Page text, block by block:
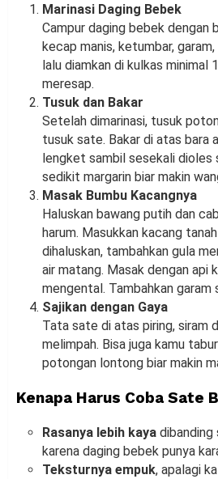
Marinasi Daging Bebek
Campur daging bebek dengan
kecap manis, ketumbar,
lalu diamkan di kulkas minimal
meresap.
Tusuk dan Bakar
Setelah dimarinasi, tusuk
tusuk sate. Bakar di atas bara
lengket sambil sesekali dioles
sedikit margarin biar makin
Masak Bumbu Kacangnya
Haluskan bawang putih dan
harum. Masukkan kacang
dihaluskan, tambahkan gula
air matang. Masak dengan api
mengental. Tambahkan garam
Sajikan dengan Gaya
Tata sate di atas piring, siram
melimpah. Bisa juga kamu
potongan lontong biar makin
Kenapa Harus Coba Sate
Rasanya lebih kaya dibanding
karena daging bebek punya
Teksturnya empuk, apalagi